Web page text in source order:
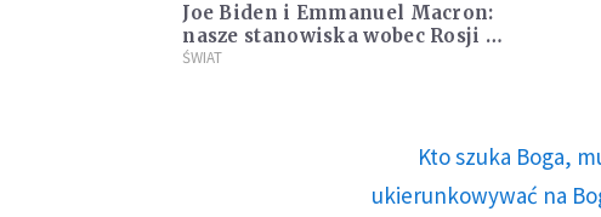
Joe Biden i Emmanuel Macron:
nasze stanowiska wobec Rosji są
ściśle skoordynowane
ŚWIAT
Kto szuka Boga,
ukierunkowywać na